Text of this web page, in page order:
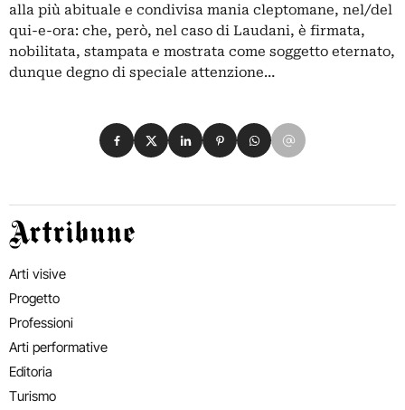
alla più abituale e condivisa mania cleptomane, nel/del
qui-e-ora: che, però, nel caso di Laudani, è firmata,
nobilitata, stampata e mostrata come soggetto eternato,
dunque degno di speciale attenzione…
Condividi su Facebook
Condividi su X
Condividi su LinkedIn
Condividi su Pinterest
Condividi su WhatsApp
Condividi su Email
Artribune
Arti visive
Progetto
Professioni
Arti performative
Editoria
Turismo